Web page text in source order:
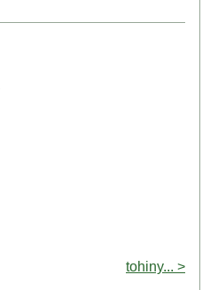
tohiny... >